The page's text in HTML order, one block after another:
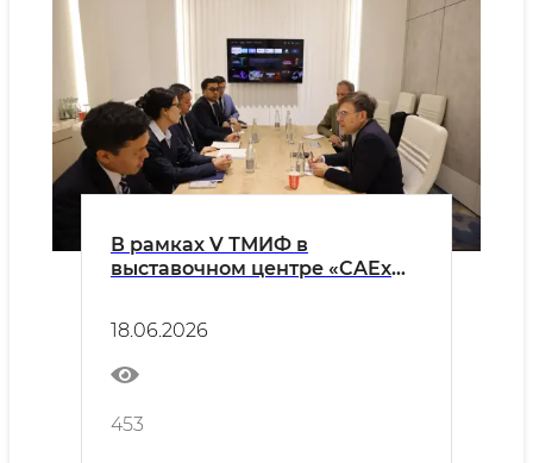
В рамках V ТМИФ в
выставочном центре «CAEx
18.06.2026
453